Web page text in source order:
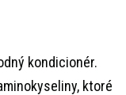
kondicionér.
ktoré